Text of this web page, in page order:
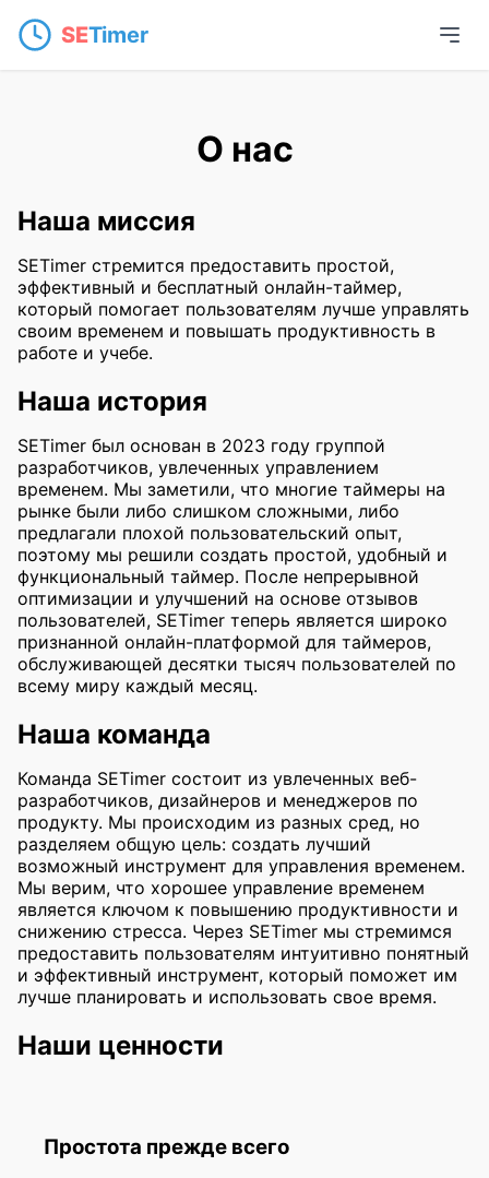
SETimer
О нас
Наша миссия
SETimer стремится предоставить простой,
эффективный и бесплатный онлайн-таймер,
который помогает пользователям лучше управлять
своим временем и повышать продуктивность в
работе и учебе.
Наша история
SETimer был основан в 2023 году группой
разработчиков, увлеченных управлением
временем. Мы заметили, что многие таймеры на
рынке были либо слишком сложными, либо
предлагали плохой пользовательский опыт,
поэтому мы решили создать простой, удобный и
функциональный таймер. После непрерывной
оптимизации и улучшений на основе отзывов
пользователей, SETimer теперь является широко
признанной онлайн-платформой для таймеров,
обслуживающей десятки тысяч пользователей по
всему миру каждый месяц.
Наша команда
Команда SETimer состоит из увлеченных веб-
разработчиков, дизайнеров и менеджеров по
продукту. Мы происходим из разных сред, но
разделяем общую цель: создать лучший
возможный инструмент для управления временем.
Мы верим, что хорошее управление временем
является ключом к повышению продуктивности и
снижению стресса. Через SETimer мы стремимся
предоставить пользователям интуитивно понятный
и эффективный инструмент, который поможет им
лучше планировать и использовать свое время.
Наши ценности
Простота прежде всего